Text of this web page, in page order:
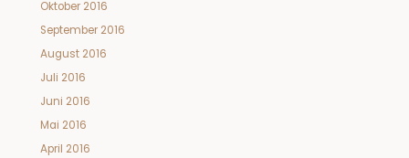
Oktober 2016
September 2016
August 2016
Juli 2016
Juni 2016
Mai 2016
April 2016